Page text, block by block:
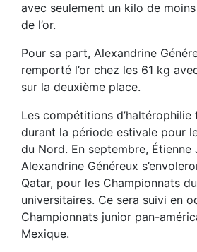
avec seulement un kilo de
de l’or.
Pour sa part, Alexandrine
remporté l’or chez les 61 kg
sur la deuxième place.
Les compétitions d’haltérophilie
durant la période estivale pour
du Nord. En septembre, Étienne
Alexandrine Généreux
Qatar, pour les Championnats
universitaires. Ce sera suivi en
Championnats junior pan-
Mexique.